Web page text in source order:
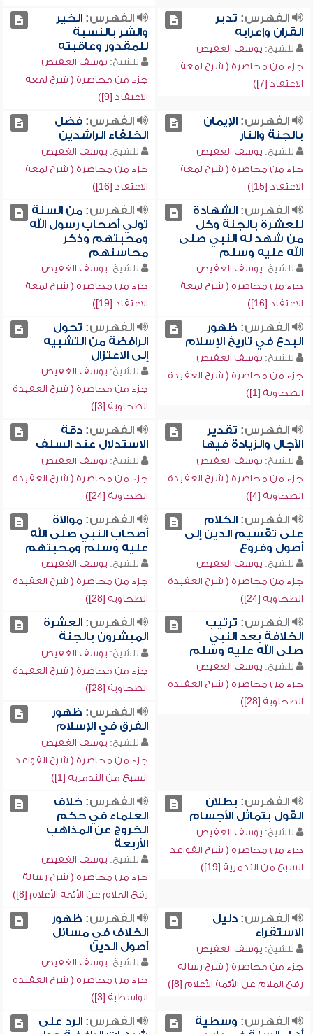
الفهرس: تدبر
القرآن وإعرابه
للشيخ: يوسف الغفيص
جزء من محاضرة ( شرح لمعة
الاعتقاد [7])
الفهرس:الخير
والشر بالنسبة
للمقدور وعاقبته
للشيخ: يوسف الغفيص
جزء من محاضرة ( شرح لمعة
الاعتقاد [9])
الفهرس:الإيمان
بالجنة والنار
للشيخ: يوسف الغفيص
جزء من محاضرة ( شرح لمعة
الاعتقاد [15])
الفهرس:فضل
الخلفاء الراشدين
للشيخ: يوسف الغفيص
جزء من محاضرة ( شرح لمعة
الاعتقاد [16])
الفهرس:الشهادة
للعشرة بالجنة وكل
من شهد له النبي صلى
الله عليه وسلم
للشيخ: يوسف الغفيص
جزء من محاضرة ( شرح لمعة
الاعتقاد [16])
الفهرس:من السنة
تولي أصحاب رسول الله
ومحبتهم وذكر
محاسنهم
للشيخ: يوسف الغفيص
جزء من محاضرة ( شرح لمعة
الاعتقاد [19])
الفهرس: ظهور
البدع في تاريخ الإسلام
للشيخ: يوسف الغفيص
جزء من محاضرة ( شرح العقيدة
الطحاوية [1])
الفهرس: تحول
الرافضة من التشبيه
إلى الاعتزال
للشيخ: يوسف الغفيص
جزء من محاضرة ( شرح العقيدة
الطحاوية [3])
الفهرس: تقدير
الآجال والزيادة فيها
للشيخ: يوسف الغفيص
جزء من محاضرة ( شرح العقيدة
الطحاوية [4])
الفهرس:دقة
الاستدلال عند السلف
للشيخ: يوسف الغفيص
جزء من محاضرة ( شرح العقيدة
الطحاوية [24])
الفهرس:الكلام
على تقسيم الدين إلى
أصول وفروع
للشيخ: يوسف الغفيص
جزء من محاضرة ( شرح العقيدة
الطحاوية [24])
الفهرس:موالاة
أصحاب النبي صلى الله
عليه وسلم ومحبتهم
للشيخ: يوسف الغفيص
جزء من محاضرة ( شرح العقيدة
الطحاوية [28])
الفهرس: ترتيب
الخلافة بعد النبي
صلى الله عليه وسلم
للشيخ: يوسف الغفيص
جزء من محاضرة ( شرح العقيدة
الطحاوية [28])
الفهرس:العشرة
المبشرون بالجنة
للشيخ: يوسف الغفيص
جزء من محاضرة ( شرح العقيدة
الطحاوية [28])
الفهرس: ظهور
الفرق في الإسلام
للشيخ: يوسف الغفيص
جزء من محاضرة ( شرح القواعد
السبع من التدمرية [1])
الفهرس: بطلان
القول بتماثل الأجسام
للشيخ: يوسف الغفيص
جزء من محاضرة ( شرح القواعد
السبع من التدمرية [19])
الفهرس:خلاف
العلماء في حكم
الخروج عن المذاهب
الأربعة
للشيخ: يوسف الغفيص
جزء من محاضرة ( شرح رسالة
رفع الملام عن الأئمة الأعلام [8])
الفهرس:دليل
الاستقراء
للشيخ: يوسف الغفيص
جزء من محاضرة ( شرح رسالة
رفع الملام عن الأئمة الأعلام [8])
الفهرس: ظهور
الخلاف في مسائل
أصول الدين
للشيخ: يوسف الغفيص
جزء من محاضرة ( شرح العقيدة
الواسطية [3])
الفهرس: وسطية
الفهرس:الرد على